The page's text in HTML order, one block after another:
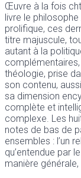
Œuvre à la fois
livre le
prolifique, ces
titre majuscule,
autant à la
complémentaires,
théologie, prise
son contenu,
sa dimension
complète et
complexe. Les
notes de bas de
ensembles : l’un
qu’entendue par
manière générale,